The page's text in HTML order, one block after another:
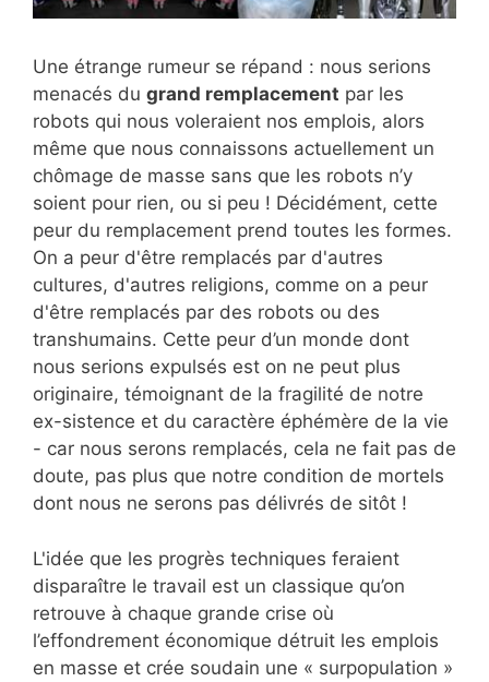
Une étrange rumeur se répand : nous serions
menacés du grand remplacement par les
robots qui nous voleraient nos emplois, alors
même que nous connaissons actuellement un
chômage de masse sans que les robots n’y
soient pour rien, ou si peu ! Décidément, cette
peur du remplacement prend toutes les formes.
On a peur d'être remplacés par d'autres
cultures, d'autres religions, comme on a peur
d'être remplacés par des robots ou des
transhumains. Cette peur d’un monde dont
nous serions expulsés est on ne peut plus
originaire, témoignant de la fragilité de notre
ex-sistence et du caractère éphémère de la vie
- car nous serons remplacés, cela ne fait pas de
doute, pas plus que notre condition de mortels
dont nous ne serons pas délivrés de sitôt !
L'idée que les progrès techniques feraient
disparaître le travail est un classique qu’on
retrouve à chaque grande crise où
l’effondrement économique détruit les emplois
en masse et crée soudain une « surpopulation »